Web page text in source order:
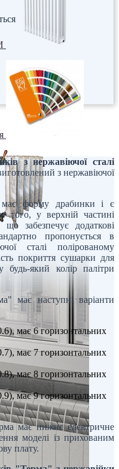
з нержавіючої сталі
з нержавіючої
форму драбинки і є
того, у верхній частині
що забезпечує додаткові
пропонується в
сталі полірованому
покриття сушарки для
який колір палітри
має наступні варіанти
має 6 горизонтальних
має 7 горизонтальних
має 8 горизонтальних
має 9 горизонтальних
має нижнє електричне
моделі із прихованим
плату.